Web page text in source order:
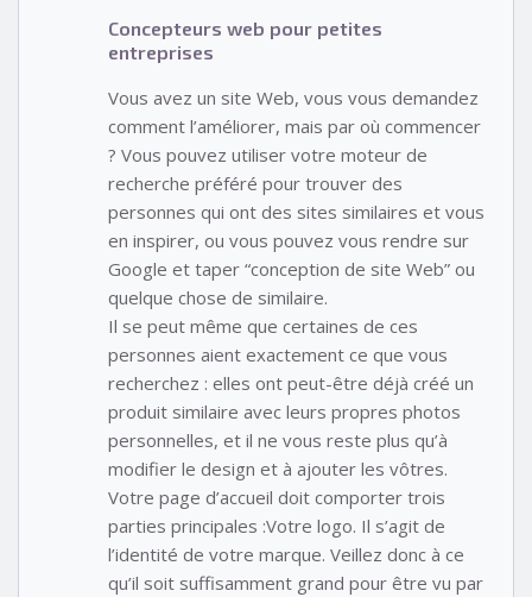
Concepteurs web pour petites
entreprises
Vous avez un site Web, vous vous demandez
comment l’améliorer, mais par où commencer
? Vous pouvez utiliser votre moteur de
recherche préféré pour trouver des
personnes qui ont des sites similaires et vous
en inspirer, ou vous pouvez vous rendre sur
Google et taper “conception de site Web” ou
quelque chose de similaire.
Il se peut même que certaines de ces
personnes aient exactement ce que vous
recherchez : elles ont peut-être déjà créé un
produit similaire avec leurs propres photos
personnelles, et il ne vous reste plus qu’à
modifier le design et à ajouter les vôtres.
Votre page d’accueil doit comporter trois
parties principales :Votre logo. Il s’agit de
l’identité de votre marque. Veillez donc à ce
qu’il soit suffisamment grand pour être vu par